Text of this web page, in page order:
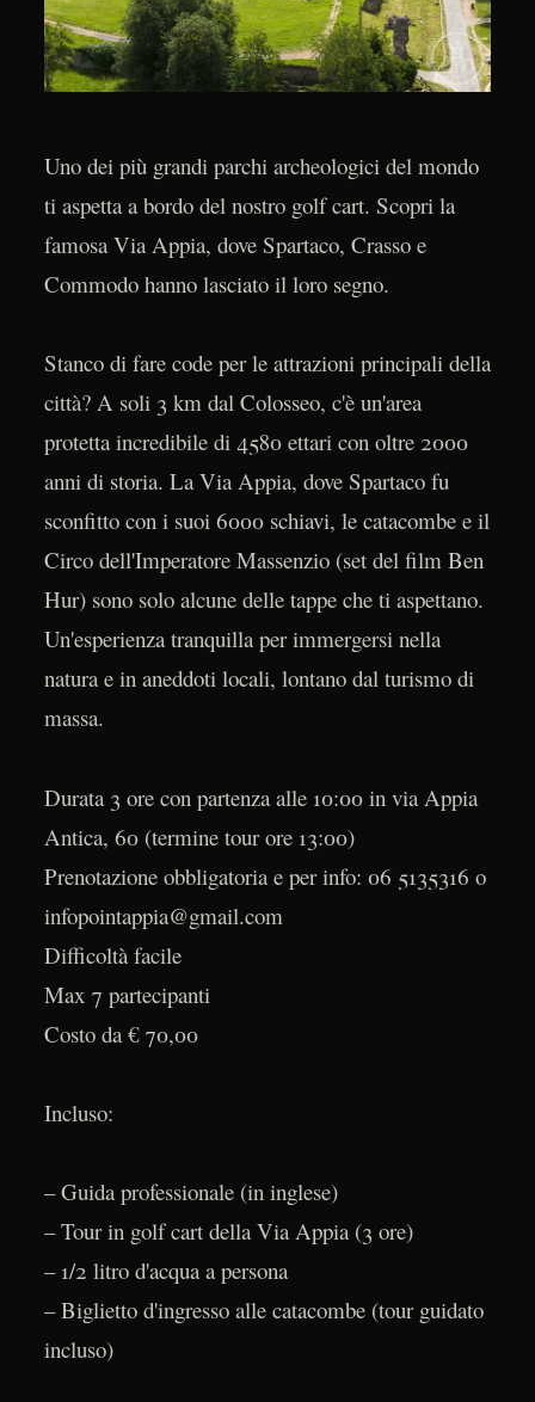
Uno dei più grandi parchi archeologici del mondo
ti aspetta a bordo del nostro golf cart. Scopri la
famosa Via Appia, dove Spartaco, Crasso e
Commodo hanno lasciato il loro segno.
Stanco di fare code per le attrazioni principali della
città? A soli 3 km dal Colosseo, c'è un'area
protetta incredibile di 4580 ettari con oltre 2000
anni di storia. La Via Appia, dove Spartaco fu
sconfitto con i suoi 6000 schiavi, le catacombe e il
Circo dell'Imperatore Massenzio (set del film Ben
Hur) sono solo alcune delle tappe che ti aspettano.
Un'esperienza tranquilla per immergersi nella
natura e in aneddoti locali, lontano dal turismo di
massa.
Durata 3 ore con partenza alle 10:00 in via Appia
Antica, 60 (termine tour ore 13:00)
Prenotazione obbligatoria e per info: 06 5135316 o
infopointappia@gmail.com
Difficoltà facile
Max 7 partecipanti
Costo da € 70,00
Incluso:
– Guida professionale (in inglese)
– Tour in golf cart della Via Appia (3 ore)
– 1/2 litro d'acqua a persona
– Biglietto d'ingresso alle catacombe (tour guidato
incluso)